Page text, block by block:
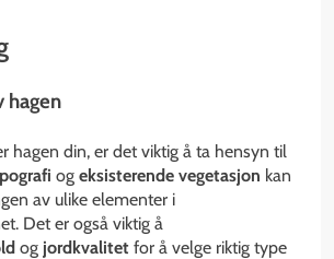
hagen
hagen din, er det viktig å ta hensyn til
og eksisterende vegetasjon kan
av ulike elementer i
Det er også viktig å
og jordkvalitet for å velge riktig type